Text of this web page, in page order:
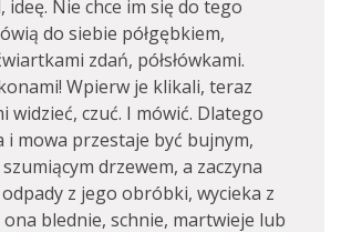
ideę. Nie chce im się do tego
do siebie półgębkiem,
zdań, półsłówkami.
Wpierw je klikali, teraz
widzieć, czuć. I mówić. Dlatego
i mowa przestaje być bujnym,
drzewem, a zaczyna
z jego obróbki, wycieka z
ona blednie, schnie, martwieje lub